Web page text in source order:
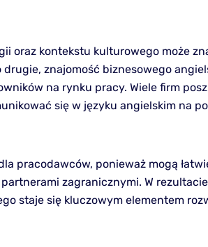
oraz kontekstu kulturowego może
znajomość biznesowego
na rynku pracy. Wiele firm
się w języku angielskim na
pracodawców, ponieważ mogą
zagranicznymi. W
staje się kluczowym elementem